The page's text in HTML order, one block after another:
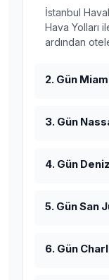
İstanbul
Hava Yolları
ardından
2. Gün
3. Gün
4. Gün
5. Gün San
6. Gün